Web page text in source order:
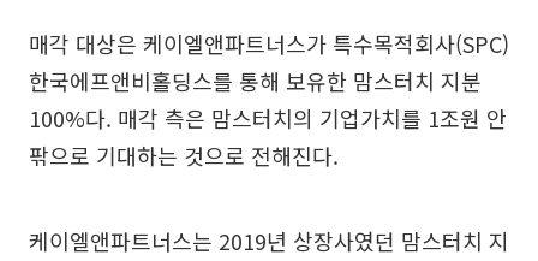
매각 대상은 케이엘앤파트너스가 특수목적회사(SPC)
한국에프앤비홀딩스를 통해 보유한 맘스터치 지분
100%다. 매각 측은 맘스터치의 기업가치를 1조원 안
팎으로 기대하는 것으로 전해진다.
케이엘앤파트너스는 2019년 상장사였던 맘스터치 지